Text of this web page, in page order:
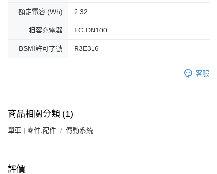
額定電容 (Wh) 2.32
相容充電器 EC-DN100
BSMI許可字號 R3E316
客服
商品相關分類 (1)
單車 | 零件.配件 傳動系統
評價